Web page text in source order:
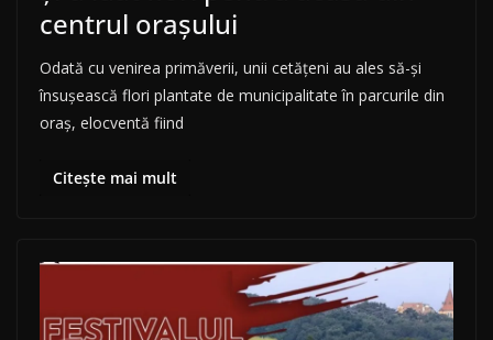
centrul orașului
Odată cu venirea primăverii, unii cetățeni au ales să-și
însușească flori plantate de municipalitate în parcurile din
oraș, elocventă fiind
Citește mai mult